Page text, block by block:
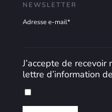
NEWSLETTER
Adresse e-mail*
J’accepte de
lettre d’information